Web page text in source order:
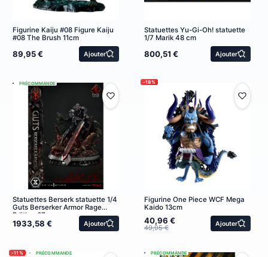
Figurine Kaiju #08 Figure Kaiju
#08 The Brush 11cm
89,95 € Ajouter
Statuettes Yu-Gi-Oh! statuette
1/7 Marik 48 cm
800,51 € Ajouter
PRÉCOMMANDE
Statuettes Berserk statuette 1/4
Guts Berserker Armor Rage
Edition 67 cm
1933,58 € Ajouter
-18%
Figurine One Piece WCF Mega
Kaido 13cm
40,96 €
49,95 € Ajouter
-11% PRÉCOMMANDE PRÉCOMMANDE